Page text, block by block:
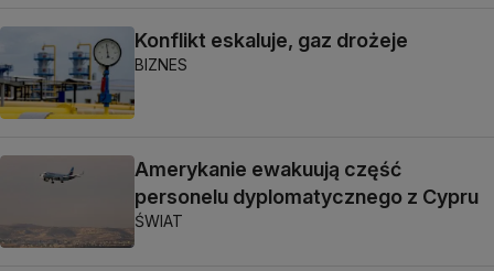
Konflikt eskaluje, gaz drożeje
BIZNES
Amerykanie ewakuują część
personelu dyplomatycznego z Cypru
ŚWIAT